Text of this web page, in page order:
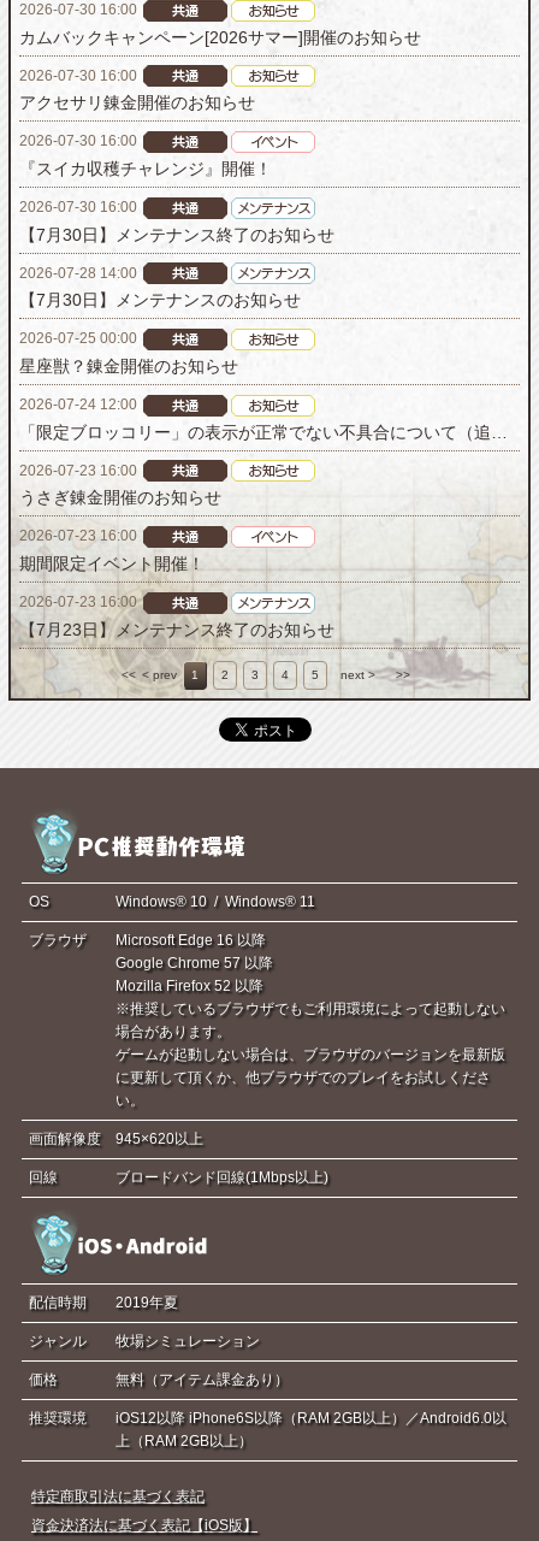
2026-07-30 16:00
カムバックキャンペーン[2026サマー]開催のお知らせ
2026-07-30 16:00
アクセサリ錬金開催のお知らせ
2026-07-30 16:00
『スイカ収穫チャレンジ』開催！
2026-07-30 16:00
【7月30日】メンテナンス終了のお知らせ
2026-07-28 14:00
【7月30日】メンテナンスのお知らせ
2026-07-25 00:00
星座獣？錬金開催のお知らせ
2026-07-24 12:00
2026-07-23 16:00
うさぎ錬金開催のお知らせ
2026-07-23 16:00
期間限定イベント開催！
2026-07-23 16:00
【7月23日】メンテナンス終了のお知らせ
<< < prev 1 2 3 4 5 next > >>
OS Windows® 10 / Windows® 11
ブラウザ
Microsoft Edge 16 以降
Google Chrome 57 以降
Mozilla Firefox 52 以降
※推奨しているブラウザでもご利用環境によって起動しない
場合があります。
ゲームが起動しない場合は、ブラウザのバージョンを最新版
に更新して頂くか、他ブラウザでのプレイをお試しくださ
い。
画面解像度 945×620以上
回線 ブロードバンド回線(1Mbps以上)
配信時期 2019年夏
ジャンル 牧場シミュレーション
価格 無料（アイテム課金あり）
推奨環境
iOS12以降 iPhone6S以降（RAM 2GB以上）／Android6.0以
上（RAM 2GB以上）
特定商取引法に基づく表記
資金決済法に基づく表記【iOS版】